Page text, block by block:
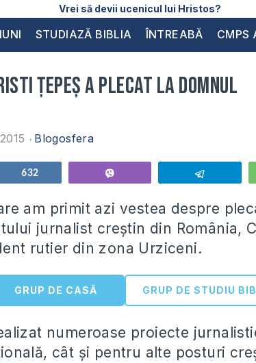
Vrei să devii ucenicul lui Hristos?
STUDIAZĂ BIBLIA ÎNTREABĂ CMPS
Țepeș a plecat la Domnul
Blogosfera
Share632
am primit azi vestea despre
jurnalist creștin din România,
rutier din zona Urziceni.
GRUP DE CASĂ GRUP DE STUDIU
numeroase proiecte
cât și pentru alte posturi